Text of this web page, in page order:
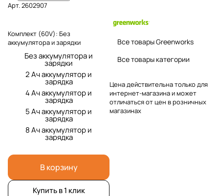
Арт.2602907
Комплект (60V): Без
аккумулятора и зарядки
Без аккумулятора и
зарядки
2 Ач аккумулятор и
зарядка
4 Ач аккумулятор и
зарядка
5 Ач аккумулятор и
зарядка
8 Ач аккумулятор и
зарядка
В корзину
Купить в 1 клик
Все товары Greenworks
Все товары категории
Цена действительна только для
интернет-магазина и может
отличаться от цен в розничных
магазинах